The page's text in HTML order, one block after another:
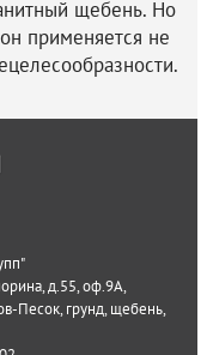
щебень. Но
применяется не
д.55, оф.9А,
-Песок, грунд, щебень,